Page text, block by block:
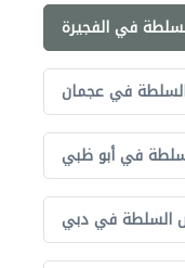
في الفجيرة
في عجمان
في أبو ظبي
السلطة في دبي